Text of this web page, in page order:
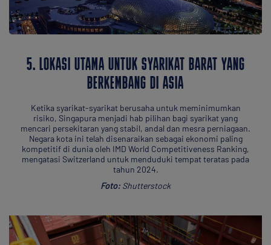
5. LOKASI UTAMA UNTUK SYARIKAT BARAT YANG
BERKEMBANG DI ASIA
Ketika syarikat-syarikat berusaha untuk meminimumkan
risiko, Singapura menjadi hab pilihan bagi syarikat yang
mencari persekitaran yang stabil, andal dan mesra perniagaan.
Negara kota ini telah disenaraikan sebagai ekonomi paling
kompetitif di dunia oleh IMD World Competitiveness Ranking,
mengatasi Switzerland untuk menduduki tempat teratas pada
tahun 2024.
Foto: Shutterstock